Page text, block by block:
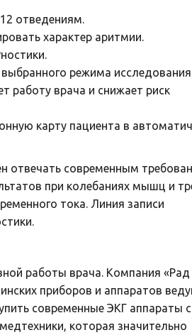
отведениям.
характер аритмии.
режима
работу врача и снижает риск
карту пациента в
отвечать современным
при колебаниях мышц и
тока. Линия записи
работы врача. Компания «Рад
приборов и аппаратов
современные ЭКГ аппараты с
которая значительно